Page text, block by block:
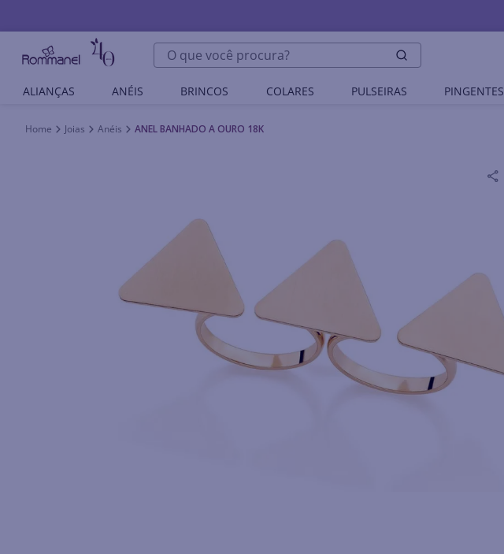
O que você procura?
ALIANÇAS ANÉIS BRINCOS COLARES PULSEIRAS PINGENTES
Joias Anéis ANEL BANHADO A OURO 18K